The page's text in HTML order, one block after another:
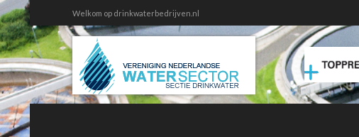
Welkom op drinkwaterbedrijven.nl